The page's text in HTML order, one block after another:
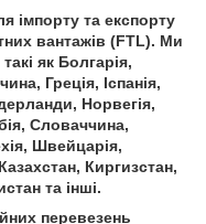
імпорту та експорту
вантажів (FTL). Ми
як Болгарія,
Греція, Іспанія,
Норвегія,
Словаччина,
Швейцарія,
Киргизстан,
та інші.
перевезень